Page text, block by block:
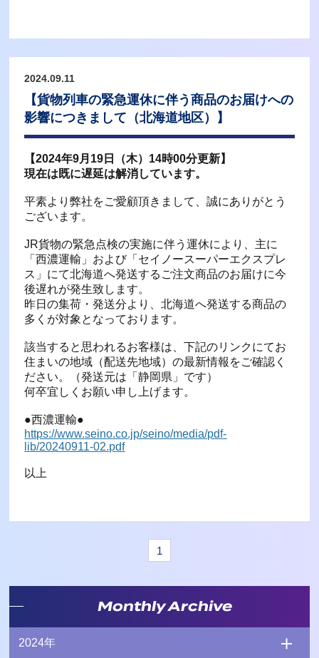
2024.09.11
【貨物列車の緊急運休に伴う商品のお届けへの
影響につきまして（北海道地区）】
【2024年9月19日（木）14時00分更新】
現在は既に遅延は解消しています。
平素より弊社をご愛顧頂きまして、誠にありがとう
ございます。
JR貨物の緊急点検の実施に伴う運休により、主に
「西濃運輸」および「セイノースーパーエクスプレ
ス」にて北海道へ発送するご注文商品のお届けに今
後遅れが発生致します。
昨日の集荷・発送分より、北海道へ発送する商品の
多くが対象となっております。
該当すると思われるお客様は、下記のリンクにてお
住まいの地域（配送先地域）の最新情報をご確認く
ださい。（発送元は「静岡県」です）
何卒宜しくお願い申し上げます。
●西濃運輸●
https://www.seino.co.jp/seino/media/pdf-
lib/20240911-02.pdf
以上
1
Monthly Archive
2024年